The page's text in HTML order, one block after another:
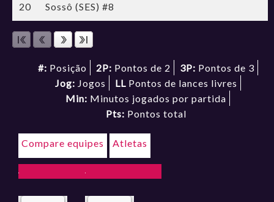
20 Sossô (SES) #8
#: Posição 2P: Pontos de 2 3P: Pontos de 3
Jog: Jogos LLPontos de lances livres
Min: Minutos jogados por partida
Pts: Pontos total
Compare equipes Atletas